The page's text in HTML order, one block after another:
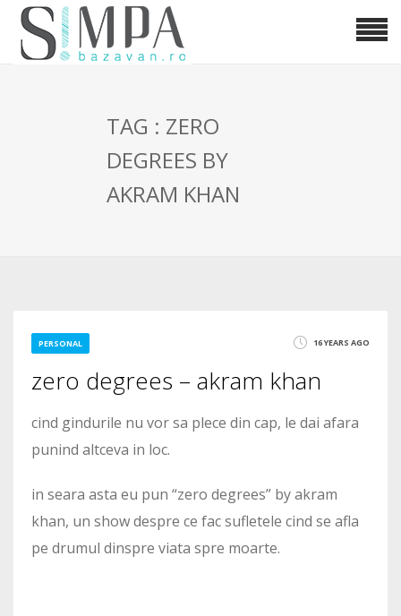
TAG : ZERO
DEGREES BY
AKRAM KHAN
PERSONAL 16 YEARS AGO
zero degrees – akram khan
cind gindurile nu vor sa plece din cap, le dai afara
punind altceva in loc.
in seara asta eu pun “zero degrees” by akram
khan, un show despre ce fac sufletele cind se afla
pe drumul dinspre viata spre moarte.